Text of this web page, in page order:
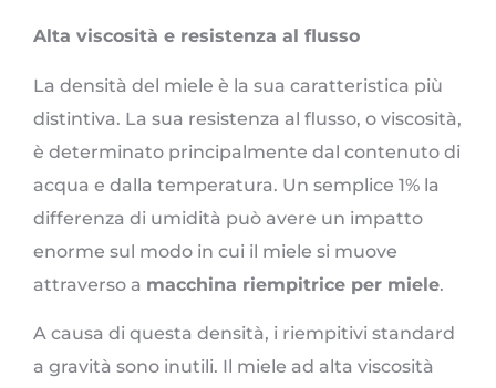
Alta viscosità e resistenza al flusso
La densità del miele è la sua caratteristica più
distintiva. La sua resistenza al flusso, o viscosità,
è determinato principalmente dal contenuto di
acqua e dalla temperatura. Un semplice 1% la
differenza di umidità può avere un impatto
enorme sul modo in cui il miele si muove
attraverso a macchina riempitrice per miele.
A causa di questa densità, i riempitivi standard
a gravità sono inutili. Il miele ad alta viscosità